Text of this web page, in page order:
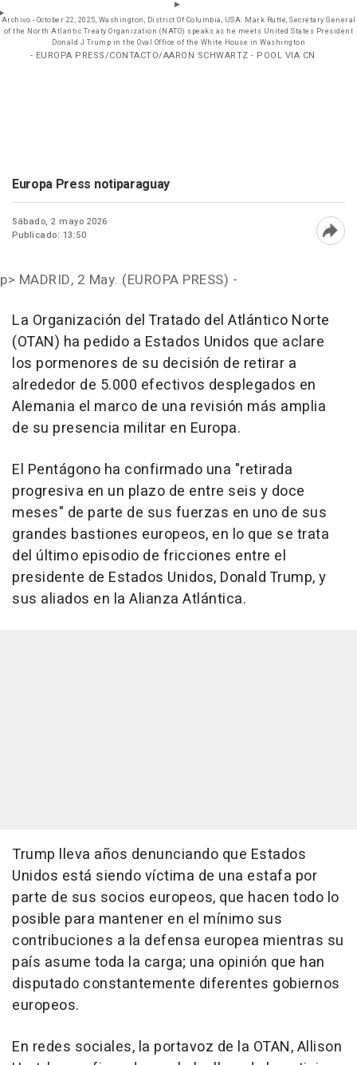
Archivo - October 22, 2025, Washington, District Of Columbia, USA: Mark Rutte, Secretary General
of the North Atlantic Treaty Organization (NATO) speaks as he meets United States President
Donald J Trump in the Oval Office of the White House in Washington
- EUROPA PRESS/CONTACTO/AARON SCHWARTZ - POOL VIA CN
Europa Press notiparaguay
Sábado, 2 mayo 2026
Publicado: 13:50
p> MADRID, 2 May. (EUROPA PRESS) -
La Organización del Tratado del Atlántico Norte
(OTAN) ha pedido a Estados Unidos que aclare
los pormenores de su decisión de retirar a
alrededor de 5.000 efectivos desplegados en
Alemania el marco de una revisión más amplia
de su presencia militar en Europa.
El Pentágono ha confirmado una "retirada
progresiva en un plazo de entre seis y doce
meses" de parte de sus fuerzas en uno de sus
grandes bastiones europeos, en lo que se trata
del último episodio de fricciones entre el
presidente de Estados Unidos, Donald Trump, y
sus aliados en la Alianza Atlántica.
Trump lleva años denunciando que Estados
Unidos está siendo víctima de una estafa por
parte de sus socios europeos, que hacen todo lo
posible para mantener en el mínimo sus
contribuciones a la defensa europea mientras su
país asume toda la carga; una opinión que han
disputado constantemente diferentes gobiernos
europeos.
En redes sociales, la portavoz de la OTAN, Allison